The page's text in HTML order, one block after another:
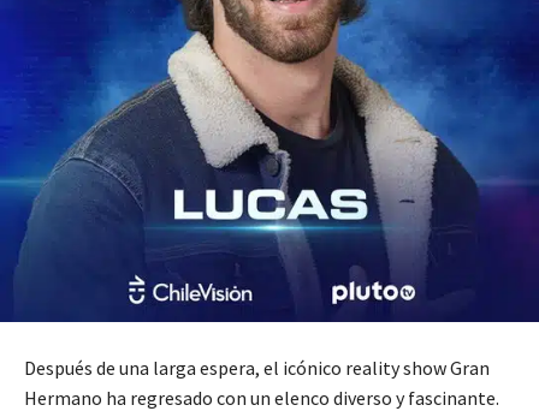
Después de una larga espera, el icónico reality show Gran
Hermano ha regresado con un elenco diverso y fascinante.